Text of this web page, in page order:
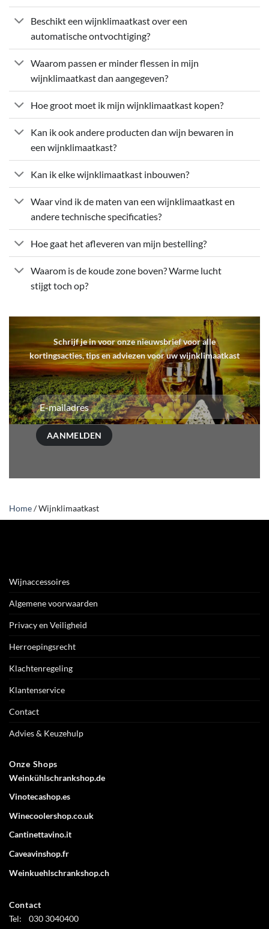
Beschikt een wijnklimaatkast over een
automatische ontvochtiging?
Waarom passen er minder flessen in mijn
wijnklimaatkast dan aangegeven?
Hoe groot moet ik mijn wijnklimaatkast kopen?
Kan ik ook andere producten dan wijn bewaren in
een wijnklimaatkast?
Kan ik elke wijnklimaatkast inbouwen?
Waar vind ik de maten van een wijnklimaatkast en
andere technische specificaties?
Hoe gaat het afleveren van mijn bestelling?
Waarom is de koude zone boven? Warme lucht
stijgt toch op?
Schrijf je in voor onze nieuwsbrief voor alle
kortingsacties, tips en adviezen voor uw wijnklimaatkast
Home/Wijnklimaatkast
Wijnaccessoires
Algemene voorwaarden
Privacy en Veiligheid
Herroepingsrecht
Klachtenregeling
Klantenservice
Contact
Advies & Keuzehulp
Onze Shops
Weinkühlschrankshop.de
Vinotecashop.es
Winecoolershop.co.uk
Cantinettavino.it
Caveavinshop.fr
Weinkuehlschrankshop.ch
Contact
Tel: 030 3040400